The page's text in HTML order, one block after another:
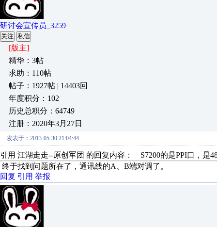
研讨会宣传员_3259
关注 私信
[版主]
精华：3帖
求助：110帖
帖子：1927帖 | 14403回
年度积分：102
历史总积分：64749
注册：2020年3月27日
发表于：2013-05-30 21:04:44
引用 江湖走走--原创军团 的回复内容： S7200的是PPI口，是
终于找到问题所在了，通讯线的A、B端对调了。
回复 引用 举报